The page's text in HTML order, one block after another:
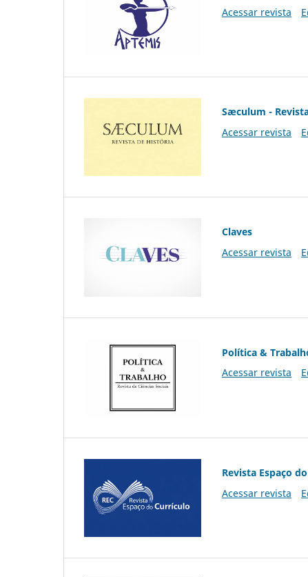
Acessar revista
Sæculum -
Acessar revista
Claves
Acessar revista
Política &
Acessar revista
Revista Espaço
Acessar revista